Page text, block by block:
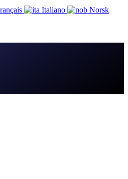
Italiano
Norsk